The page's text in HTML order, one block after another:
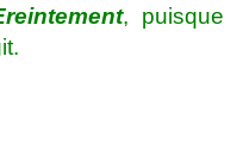
, puisque